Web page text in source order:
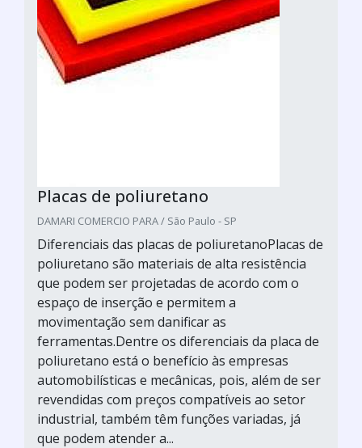
Placas de poliuretano
DAMARI COMERCIO PARA / São Paulo - SP
Diferenciais das placas de poliuretanoPlacas de
poliuretano são materiais de alta resistência
que podem ser projetadas de acordo com o
espaço de inserção e permitem a
movimentação sem danificar as
ferramentas.Dentre os diferenciais da placa de
poliuretano está o benefício às empresas
automobilísticas e mecânicas, pois, além de ser
revendidas com preços compatíveis ao setor
industrial, também têm funções variadas, já
que podem atender a...